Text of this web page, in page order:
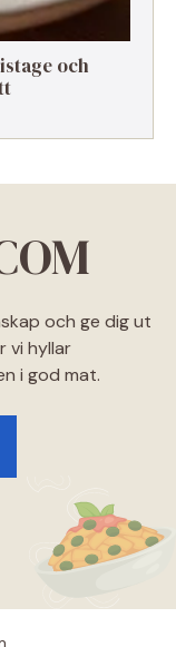
och
och ge dig ut
vi hyllar
i god mat.